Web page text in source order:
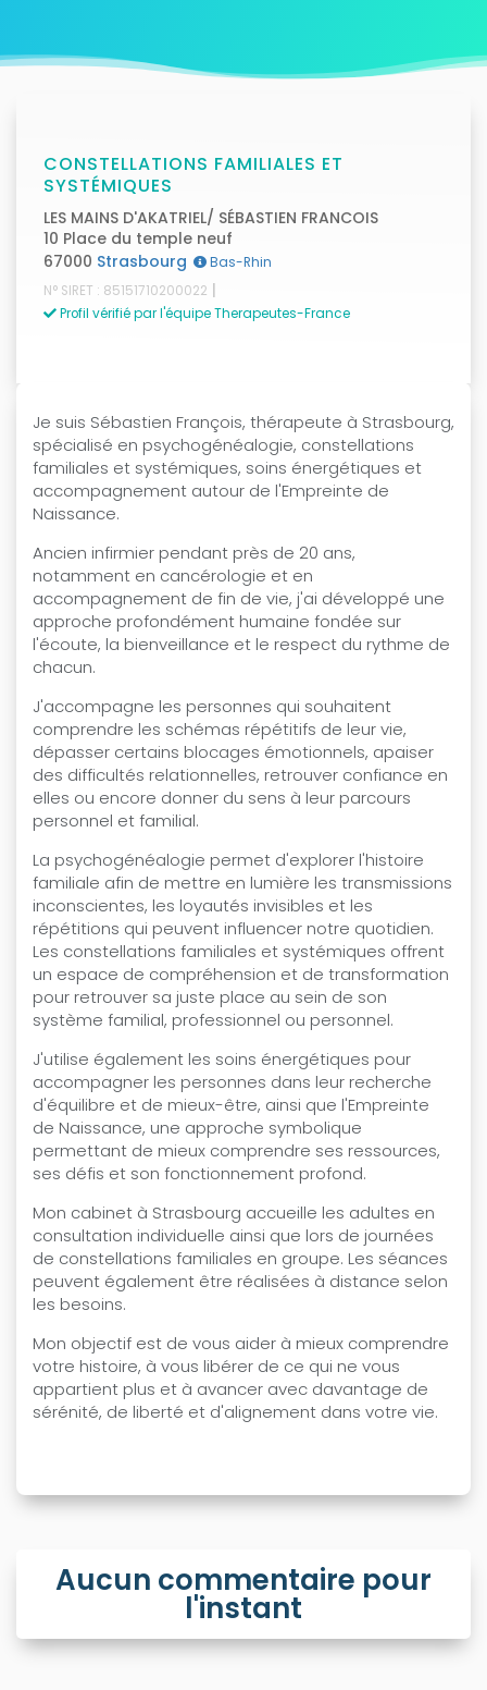
CONSTELLATIONS FAMILIALES ET
SYSTÉMIQUES
LES MAINS D'AKATRIEL/ SÉBASTIEN FRANCOIS
10 Place du temple neuf
67000 Strasbourg
Bas-Rhin
N° SIRET : 85151710200022 |
Profil vérifié par l'équipe Therapeutes-France
Je suis Sébastien François, thérapeute à Strasbourg,
spécialisé en psychogénéalogie, constellations
familiales et systémiques, soins énergétiques et
accompagnement autour de l'Empreinte de
Naissance.
Ancien infirmier pendant près de 20 ans,
notamment en cancérologie et en
accompagnement de fin de vie, j'ai développé une
approche profondément humaine fondée sur
l'écoute, la bienveillance et le respect du rythme de
chacun.
J'accompagne les personnes qui souhaitent
comprendre les schémas répétitifs de leur vie,
dépasser certains blocages émotionnels, apaiser
des difficultés relationnelles, retrouver confiance en
elles ou encore donner du sens à leur parcours
personnel et familial.
La psychogénéalogie permet d'explorer l'histoire
familiale afin de mettre en lumière les transmissions
inconscientes, les loyautés invisibles et les
répétitions qui peuvent influencer notre quotidien.
Les constellations familiales et systémiques offrent
un espace de compréhension et de transformation
pour retrouver sa juste place au sein de son
système familial, professionnel ou personnel.
J'utilise également les soins énergétiques pour
accompagner les personnes dans leur recherche
d'équilibre et de mieux-être, ainsi que l'Empreinte
de Naissance, une approche symbolique
permettant de mieux comprendre ses ressources,
ses défis et son fonctionnement profond.
Mon cabinet à Strasbourg accueille les adultes en
consultation individuelle ainsi que lors de journées
de constellations familiales en groupe. Les séances
peuvent également être réalisées à distance selon
les besoins.
Mon objectif est de vous aider à mieux comprendre
votre histoire, à vous libérer de ce qui ne vous
appartient plus et à avancer avec davantage de
sérénité, de liberté et d'alignement dans votre vie.
Aucun commentaire pour
l'instant